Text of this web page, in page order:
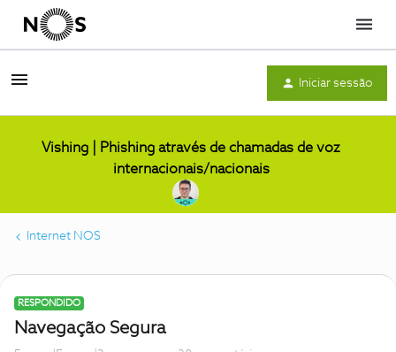
Menu
Iniciar sessão
Vishing | Phishing através de chamadas de voz
internacionais/nacionais
Internet NOS
RESPONDIDO
Navegação Segura